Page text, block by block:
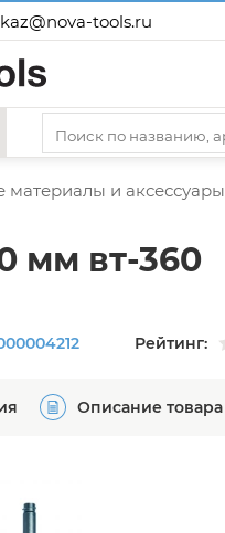
tools.ru
материалы и аксессуары
мм вт-360
Рейтинг:
Описание товара